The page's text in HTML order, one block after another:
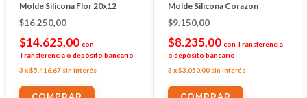
Molde Silicona Flor 20x12
$16.250,00
$14.625,00 con
Transferencia o depósito bancario
3 x$5.416,67 sin interés
Molde Silicona Corazon
$9.150,00
$8.235,00 con Transferencia
o depósito bancario
3 x$3.050,00 sin interés